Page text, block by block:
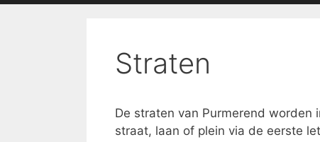
Straten
De straten van Purmerend worden
straat, laan of plein via de eerste